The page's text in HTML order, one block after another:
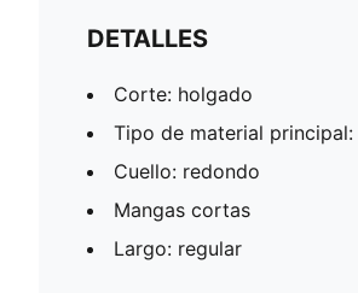
DETALLES
Corte: holgado
Tipo de material principal:
Cuello: redondo
Mangas cortas
Largo: regular